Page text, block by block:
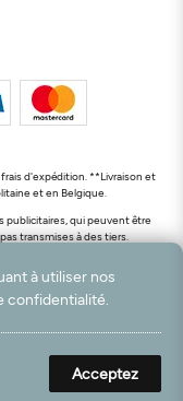
d'expédition. **Livraison et
et en Belgique.
publicitaires, qui peuvent être
transmises à des tiers.
à utiliser nos
confidentialité.
Acceptez